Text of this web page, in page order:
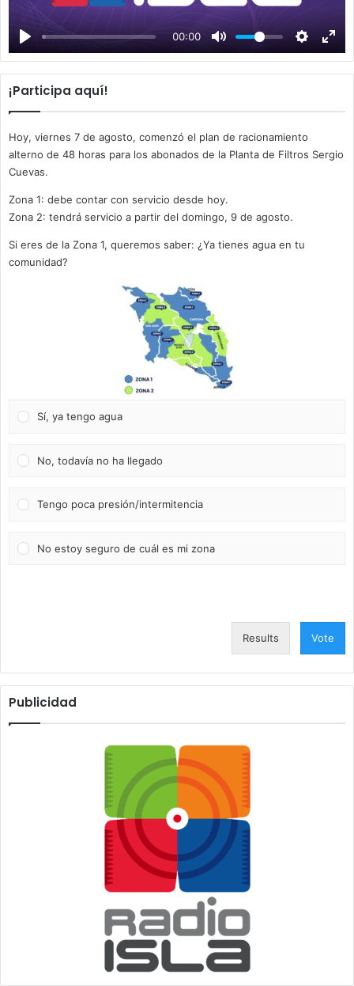
00:00
y
¡Participa aquí!
Hoy, viernes 7 de agosto, comenzó el plan de racionamiento
alterno de 48 horas para los abonados de la Planta de Filtros Sergio
Cuevas.
Zona 1: debe contar con servicio desde hoy.
Zona 2: tendrá servicio a partir del domingo, 9 de agosto.
Si eres de la Zona 1, queremos saber: ¿Ya tienes agua en tu
comunidad?
Sí, ya tengo agua
No, todavía no ha llegado
Tengo poca presión/intermitencia
No estoy seguro de cuál es mi zona
Results Vote
Publicidad